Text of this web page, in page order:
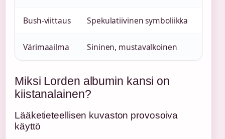
Bush-viittaus Spekulatiivinen symboliikka
Värimaailma Sininen, mustavalkoinen
Miksi Lorden albumin kansi on
kiistanalainen?
Lääketieteellisen kuvaston provosoiva
käyttö